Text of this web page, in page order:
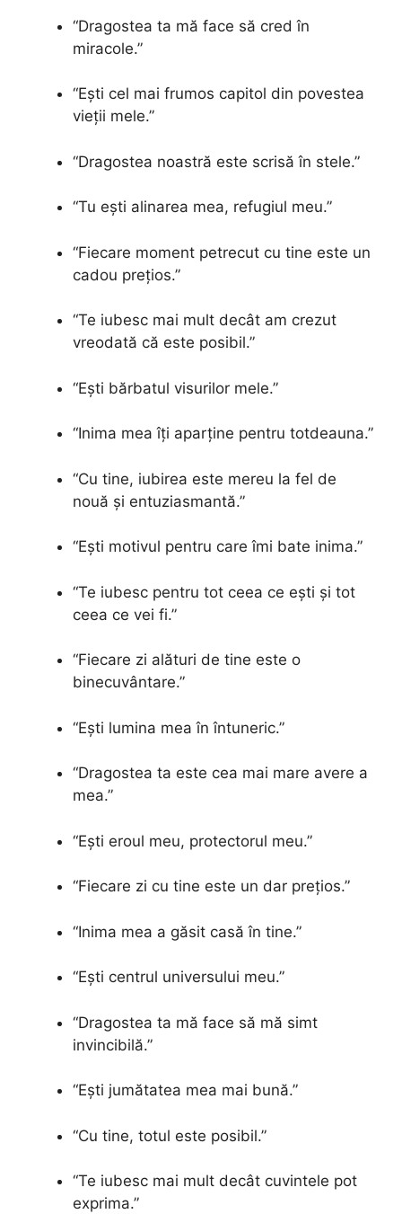
“Dragostea ta mă face să cred în
miracole.”
“Ești cel mai frumos capitol din povestea
vieții mele.”
“Dragostea noastră este scrisă în stele.”
“Tu ești alinarea mea, refugiul meu.”
“Fiecare moment petrecut cu tine este un
cadou prețios.”
“Te iubesc mai mult decât am crezut
vreodată că este posibil.”
“Ești bărbatul visurilor mele.”
“Inima mea îți aparține pentru totdeauna.”
“Cu tine, iubirea este mereu la fel de
nouă și entuziasmantă.”
“Ești motivul pentru care îmi bate inima.”
“Te iubesc pentru tot ceea ce ești și tot
ceea ce vei fi.”
“Fiecare zi alături de tine este o
binecuvântare.”
“Ești lumina mea în întuneric.”
“Dragostea ta este cea mai mare avere a
mea.”
“Ești eroul meu, protectorul meu.”
“Fiecare zi cu tine este un dar prețios.”
“Inima mea a găsit casă în tine.”
“Ești centrul universului meu.”
“Dragostea ta mă face să mă simt
invincibilă.”
“Ești jumătatea mea mai bună.”
“Cu tine, totul este posibil.”
“Te iubesc mai mult decât cuvintele pot
exprima.”